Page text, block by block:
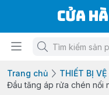
Cửa
Trang chủ THIẾT BỊ VỆ
Đầu tăng áp rửa chén nối